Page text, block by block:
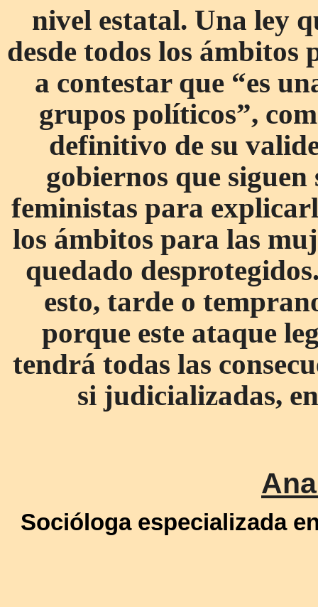
nivel estatal. Una ley
desde todos los ámbitos
a contestar que “es
grupos políticos”,
definitivo de su
gobiernos que
feministas para
los ámbitos para las
quedado
esto, tarde o
porque este ataque
tendrá todas las
si judicializadas,
Socióloga especializada